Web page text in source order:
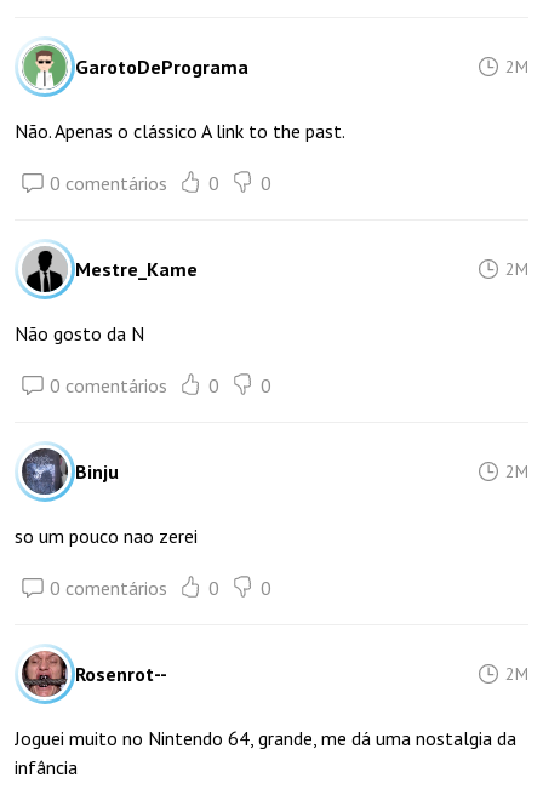
GarotoDePrograma 2M
Não. Apenas o clássico A link to the past.
0 comentários 0 0
Mestre_Kame 2M
Não gosto da N
0 comentários 0 0
Binju 2M
so um pouco nao zerei
0 comentários 0 0
Rosenrot-- 2M
Joguei muito no Nintendo 64, grande, me dá uma nostalgia da
infância